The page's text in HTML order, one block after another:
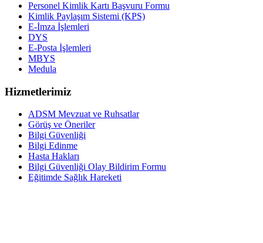
Personel Kimlik Kartı Başvuru Formu
Kimlik Paylaşım Sistemi (KPS)
E-İmza İşlemleri
DYS
E-Posta İşlemleri
MBYS
Medula
Hizmetlerimiz
ADSM Mevzuat ve Ruhsatlar
Görüş ve Öneriler
Bilgi Güvenliği
Bilgi Edinme
Hasta Hakları
Bilgi Güvenliği Olay Bildirim Formu
Eğitimde Sağlık Hareketi